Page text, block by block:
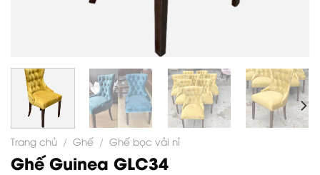
Trang chủ / Ghế / Ghế bọc vải nỉ
Ghế Guinea GLC34